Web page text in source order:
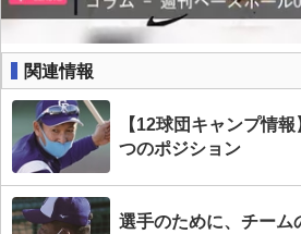
関連情報
【12球団キャンプ情
つのポジション
選手のために、チー